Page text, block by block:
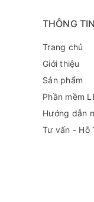
Ưu
Với
Góc tỏa
THÔNG
Trang chủ
Giới thiệu
Sản phẩm
Phần mềm
Hướng dẫn
Tư vấn - Hỗ